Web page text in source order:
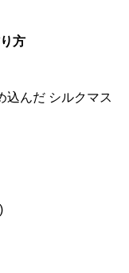
方
込んだ シルクマス